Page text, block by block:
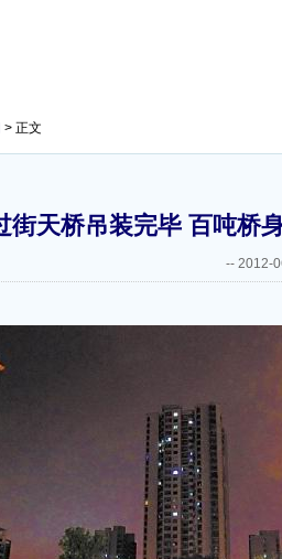
> 正文
街天桥吊装完毕 百吨桥
-- 2012-